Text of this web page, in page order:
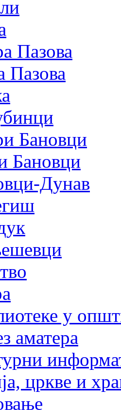
Пазова
Пазова
Бановци
Бановци
Дунав
у
аматера
цркве и